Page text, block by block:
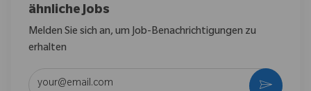
ähnliche Jobs
Melden Sie sich an, um Job-Benachrichtigungen zu
erhalten